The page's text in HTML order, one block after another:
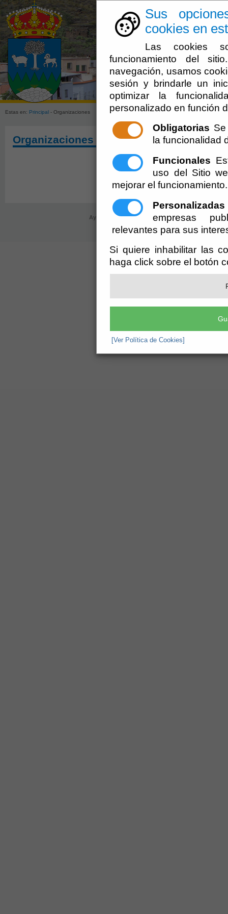
Sus
cookies en
Las cookies
funcionamiento del
navegación, usamos
sesión y brindarle un
optimizar la
personalizado en función
Obligatorias
la funcionalidad
Funcionales
uso del Sitio
mejorar el funcionamiento.
Personalizadas
empresas
relevantes para sus
Si quiere inhabilitar las
haga click sobre el botón
[Ver Política de Cookies]
Estas en: Principal - Organizaciones
Organizaciones
Ayuntamiento de Olula de Castro (Cif: P-0406800-
registro@oluladecastro.es
Aviso